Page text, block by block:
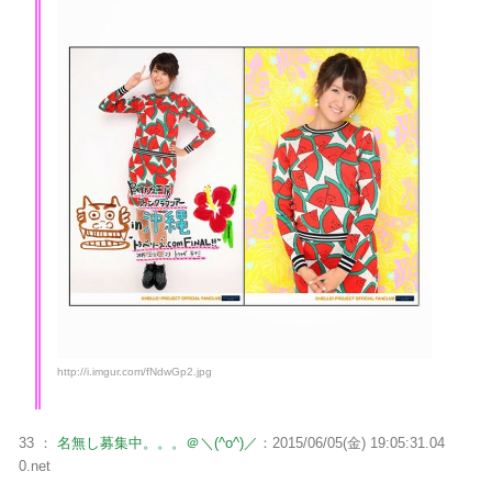
http://i.imgur.com/fNdwGp2.jpg
33 ： 名無し募集中。。。＠＼(^o^)／ ：2015/06/05(金) 19:05:31.04
0.net